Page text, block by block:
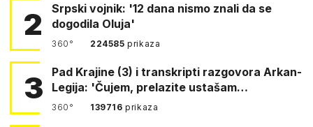
2
Srpski vojnik: '12 dana nismo znali da se
dogodila Oluja'
360° 224585prikaza
3
Pad Krajine (3) i transkripti razgovora Arkan-
Legija: 'Čujem, prelazite ustašam…
360° 139716prikaza